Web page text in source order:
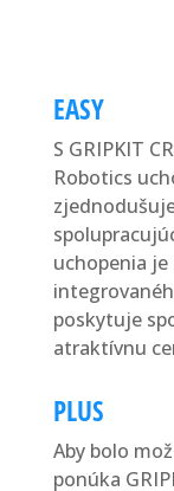
EASY
S GRIPKIT
Robotics
uchopenia
poskytuje
atraktívnu
PLUS
Aby bolo
ponúka